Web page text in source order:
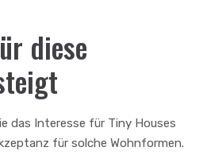
diese
das Interesse für Tiny Houses
für solche Wohnformen.